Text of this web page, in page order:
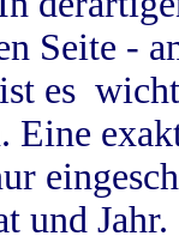
Seite -
es
und Jahr.